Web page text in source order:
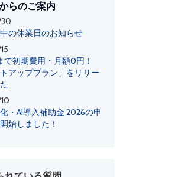
らのご案内
の休業日のお知らせ
で初期費用・月額0円！
トアッププラン」をリリー
・AI導入補助金 2026の申
始しました！